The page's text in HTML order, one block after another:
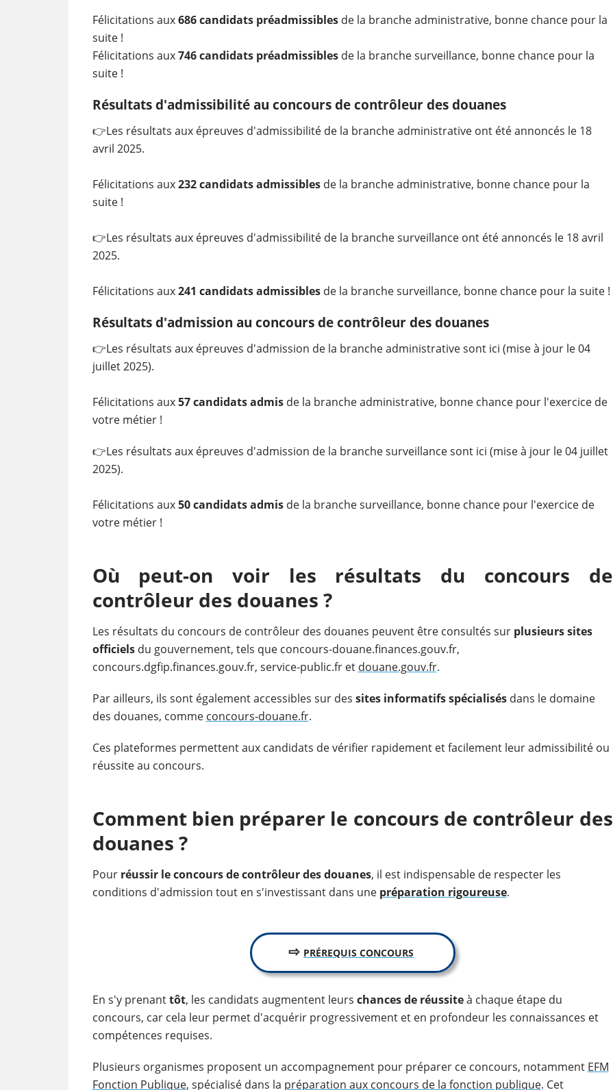
Félicitations aux686 candidats préadmissiblesde la branche administrative, bonne chance pour la
suite !
Félicitations aux746 candidats préadmissiblesde la branche surveillance, bonne chance pour la
suite !
Résultats d'admissibilité au concours de contrôleur des douanes
👉Les résultats aux épreuves d'admissibilité de la branche administrative ont été annoncés le 18
avril 2025.
Félicitations aux232 candidats admissiblesde la branche administrative, bonne chance pour la
suite !
👉Les résultats aux épreuves d'admissibilité de la branche surveillance ont été annoncés le 18 avril
2025.
Félicitations aux241 candidats admissiblesde la branche surveillance, bonne chance pour la suite !
Résultats d'admission au concours de contrôleur des douanes
👉Les résultats aux épreuves d'admission de la branche administrative sont ici (mise à jour le 04
juillet 2025).
Félicitations aux57 candidats admisde la branche administrative, bonne chance pour l'exercice de
votre métier !
👉Les résultats aux épreuves d'admission de la branche surveillance sont ici (mise à jour le 04 juillet
2025).
Félicitations aux50 candidats admisde la branche surveillance, bonne chance pour l'exercice de
votre métier !
Où peut-on voir les résultats du concours de
contrôleur des douanes ?
Les résultats du concours de contrôleur des douanes peuvent être consultés sur plusieurs sites
officielsdu gouvernement, tels que concours-douane.finances.gouv.fr,
concours.dgfip.finances.gouv.fr, service-public.fr et douane.gouv.fr.
Par ailleurs, ils sont également accessibles sur des sites informatifs spécialisésdans le domaine
des douanes, comme concours-douane.fr.
Ces plateformes permettent aux candidats de vérifier rapidement et facilement leur admissibilité ou
réussite au concours.
Comment bien préparer le concours de contrôleur des
douanes ?
Pour réussir le concours de contrôleur des douanes, il est indispensable de respecter les
conditions d'admission tout en s'investissant dans une préparation rigoureuse.
⇨ PRÉREQUIS CONCOURS
En s'y prenanttôt, les candidats augmentent leurs chances de réussiteà chaque étape du
concours, car cela leur permet d'acquérir progressivement et en profondeur les connaissances et
compétences requises.
Plusieurs organismes proposent un accompagnement pour préparer ce concours, notamment EFM
Fonction Publique, spécialisé dans la préparation aux concours de la fonction publique. Cet